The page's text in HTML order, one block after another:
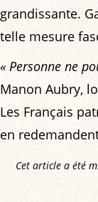
grandissante.
telle mesure
« Personne ne
Manon Aubry,
Les Français
en
Cet article a été